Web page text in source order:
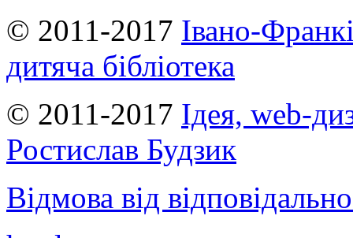
© 2011-2017 Івано-
дитяча бібліотека
© 2011-2017 Ідея, web-
Ростислав Будзик
Відмова від